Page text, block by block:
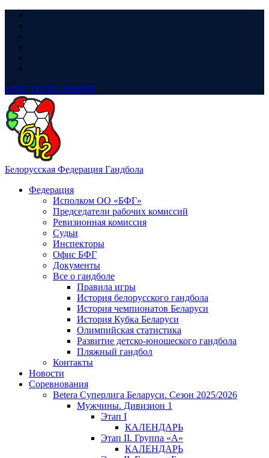
LIVE ТРАНСЛЯЦИЯ
Белорусская Федерация Гандбола
Федерация
Исполком ОО «БФГ»
Председатели рабочих комиссий
Ревизионная комиссия
Судьи
Инспекторы
Офис БФГ
Документы
Все о гандболе
Правила игры
История белорусского гандбола
История чемпионатов Беларуси
История Кубка Беларуси
Олимпийская статистика
Развитие детско-юношеского гандбола
Пляжный гандбол
Контакты
Новости
Соревнования
Betera Суперлига Беларуси. Сезон 2025/2026
Мужчины. Дивизион 1
Этап I
КАЛЕНДАРЬ
Этап II. Группа «А»
КАЛЕНДАРЬ